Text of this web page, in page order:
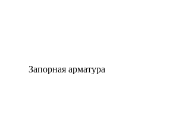
Запорная арматура